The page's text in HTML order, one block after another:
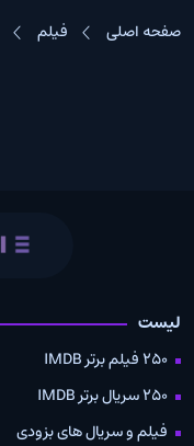
صفحه اصلی فیلم
لیست
250 فیلم برتر IMDB
250 سریال برتر IMDB
فیلم و سریال های بزودی